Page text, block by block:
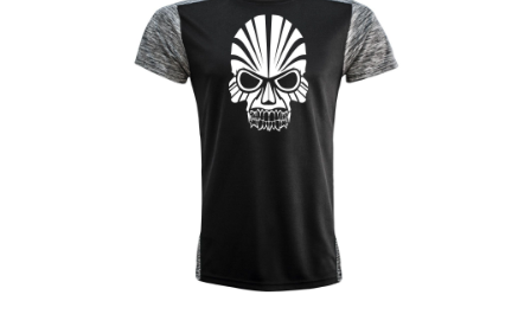
tiene
múltiples
variantes.
Las
opciones